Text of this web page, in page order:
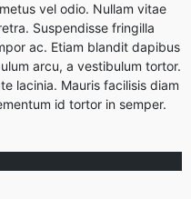
vel odio. Nullam vitae
Suspendisse fringilla
ac. Etiam blandit dapibus
arcu, a vestibulum tortor.
lacinia. Mauris facilisis diam
id tortor in semper.